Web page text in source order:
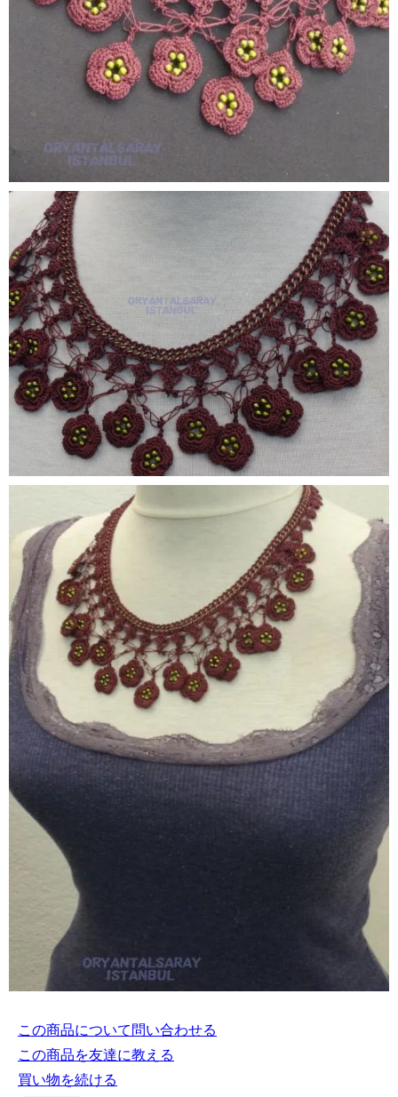
この商品について問い合わせる
この商品を友達に教える
買い物を続ける